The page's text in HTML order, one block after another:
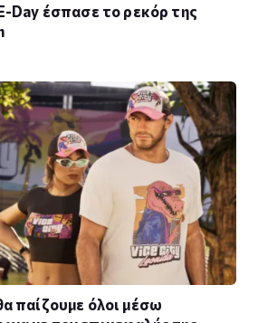
Day έσπασε το ρεκόρ της
παίζουμε όλοι μέσω